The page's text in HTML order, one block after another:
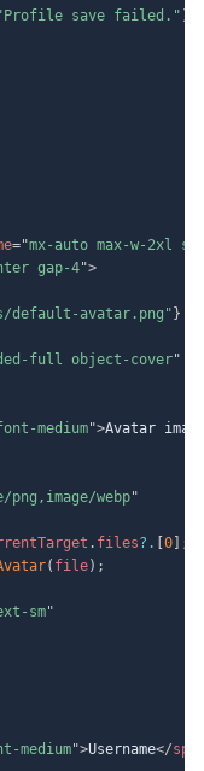
save failed." )
="mx-auto max-w-2xl
gap-4">
default-avatar.png" }
full object-cover"
medium">Avatar
png,image/webp"
. files?. 0
;
( file) ;
sm"
medium">Username</